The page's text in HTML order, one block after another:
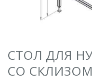
СТОЛ ДЛЯ
СО